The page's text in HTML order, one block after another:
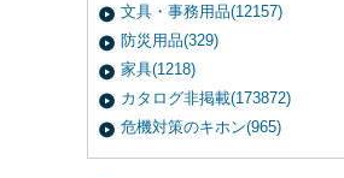
文具・事務用品(12157)
防災用品(329)
家具(1218)
カタログ非掲載(173872)
危機対策のキホン(965)